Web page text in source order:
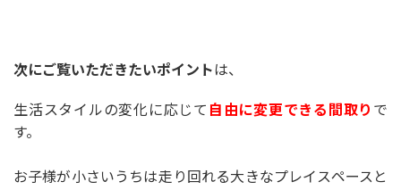
次にご覧いただきたいポイントは、
生活スタイルの変化に応じて 自由に変更できる間取り で
す。
お子様が小さいうちは走り回れる大きなプレイスペースと